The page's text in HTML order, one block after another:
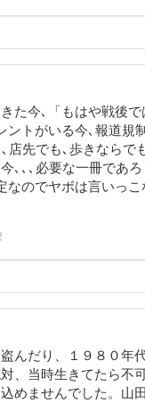
た今､「もはや戦後
トがいる今､報道規
先でも､歩きならで
､､､必要な一冊であ
のでヤボは言いっこ
んだり、１９８０年
、当時生きてたら不
めませんでした。山